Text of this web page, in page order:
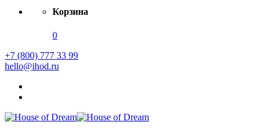
Корзина
0
+7 (800) 777 33 99
hello@ihod.ru